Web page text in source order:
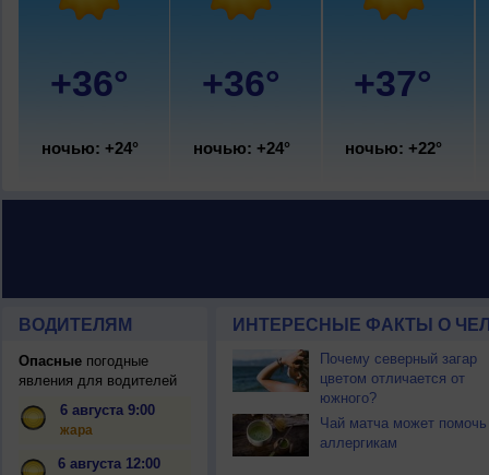
+36°
ночью: +24°
+36°
ночью: +24°
+37°
ночью: +22°
ВОДИТЕЛЯМ
Опасныепогодные
явления для водителей
6 августа 9:00
жара
6 августа 12:00
ИНТЕРЕСНЫЕ ФАКТЫ О
Почему северный загар
цветом отличается от
южного?
Чай матча может помочь
аллергикам